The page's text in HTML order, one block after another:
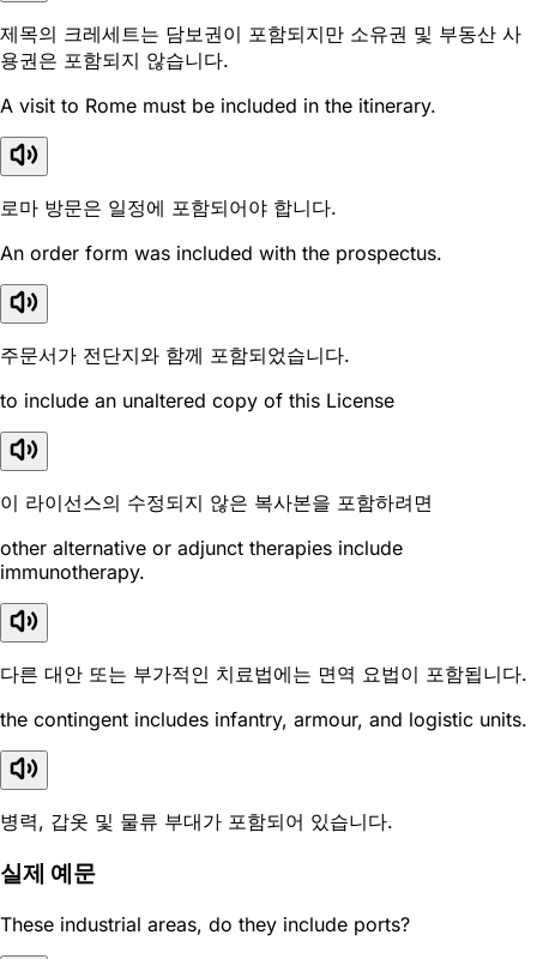
제목의 크레세트는 담보권이 포함되지만 소유권 및 부동산 사
용권은 포함되지 않습니다.
A visit to Rome must be included in the itinerary.
로마 방문은 일정에 포함되어야 합니다.
An order form was included with the prospectus.
주문서가 전단지와 함께 포함되었습니다.
to include an unaltered copy of this License
이 라이선스의 수정되지 않은 복사본을 포함하려면
other alternative or adjunct therapies include
immunotherapy.
다른 대안 또는 부가적인 치료법에는 면역 요법이 포함됩니다.
the contingent includes infantry, armour, and logistic units.
병력, 갑옷 및 물류 부대가 포함되어 있습니다.
실제 예문
These industrial areas, do they include ports?